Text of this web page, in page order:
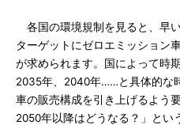
各国の環境規制を見ると、早
ターゲットにゼロエミッション
が求められます。国によって時
2035年、2040年……と具体的な
車の販売構成を引き上げるよう
2050年以降はどうなる？」とい